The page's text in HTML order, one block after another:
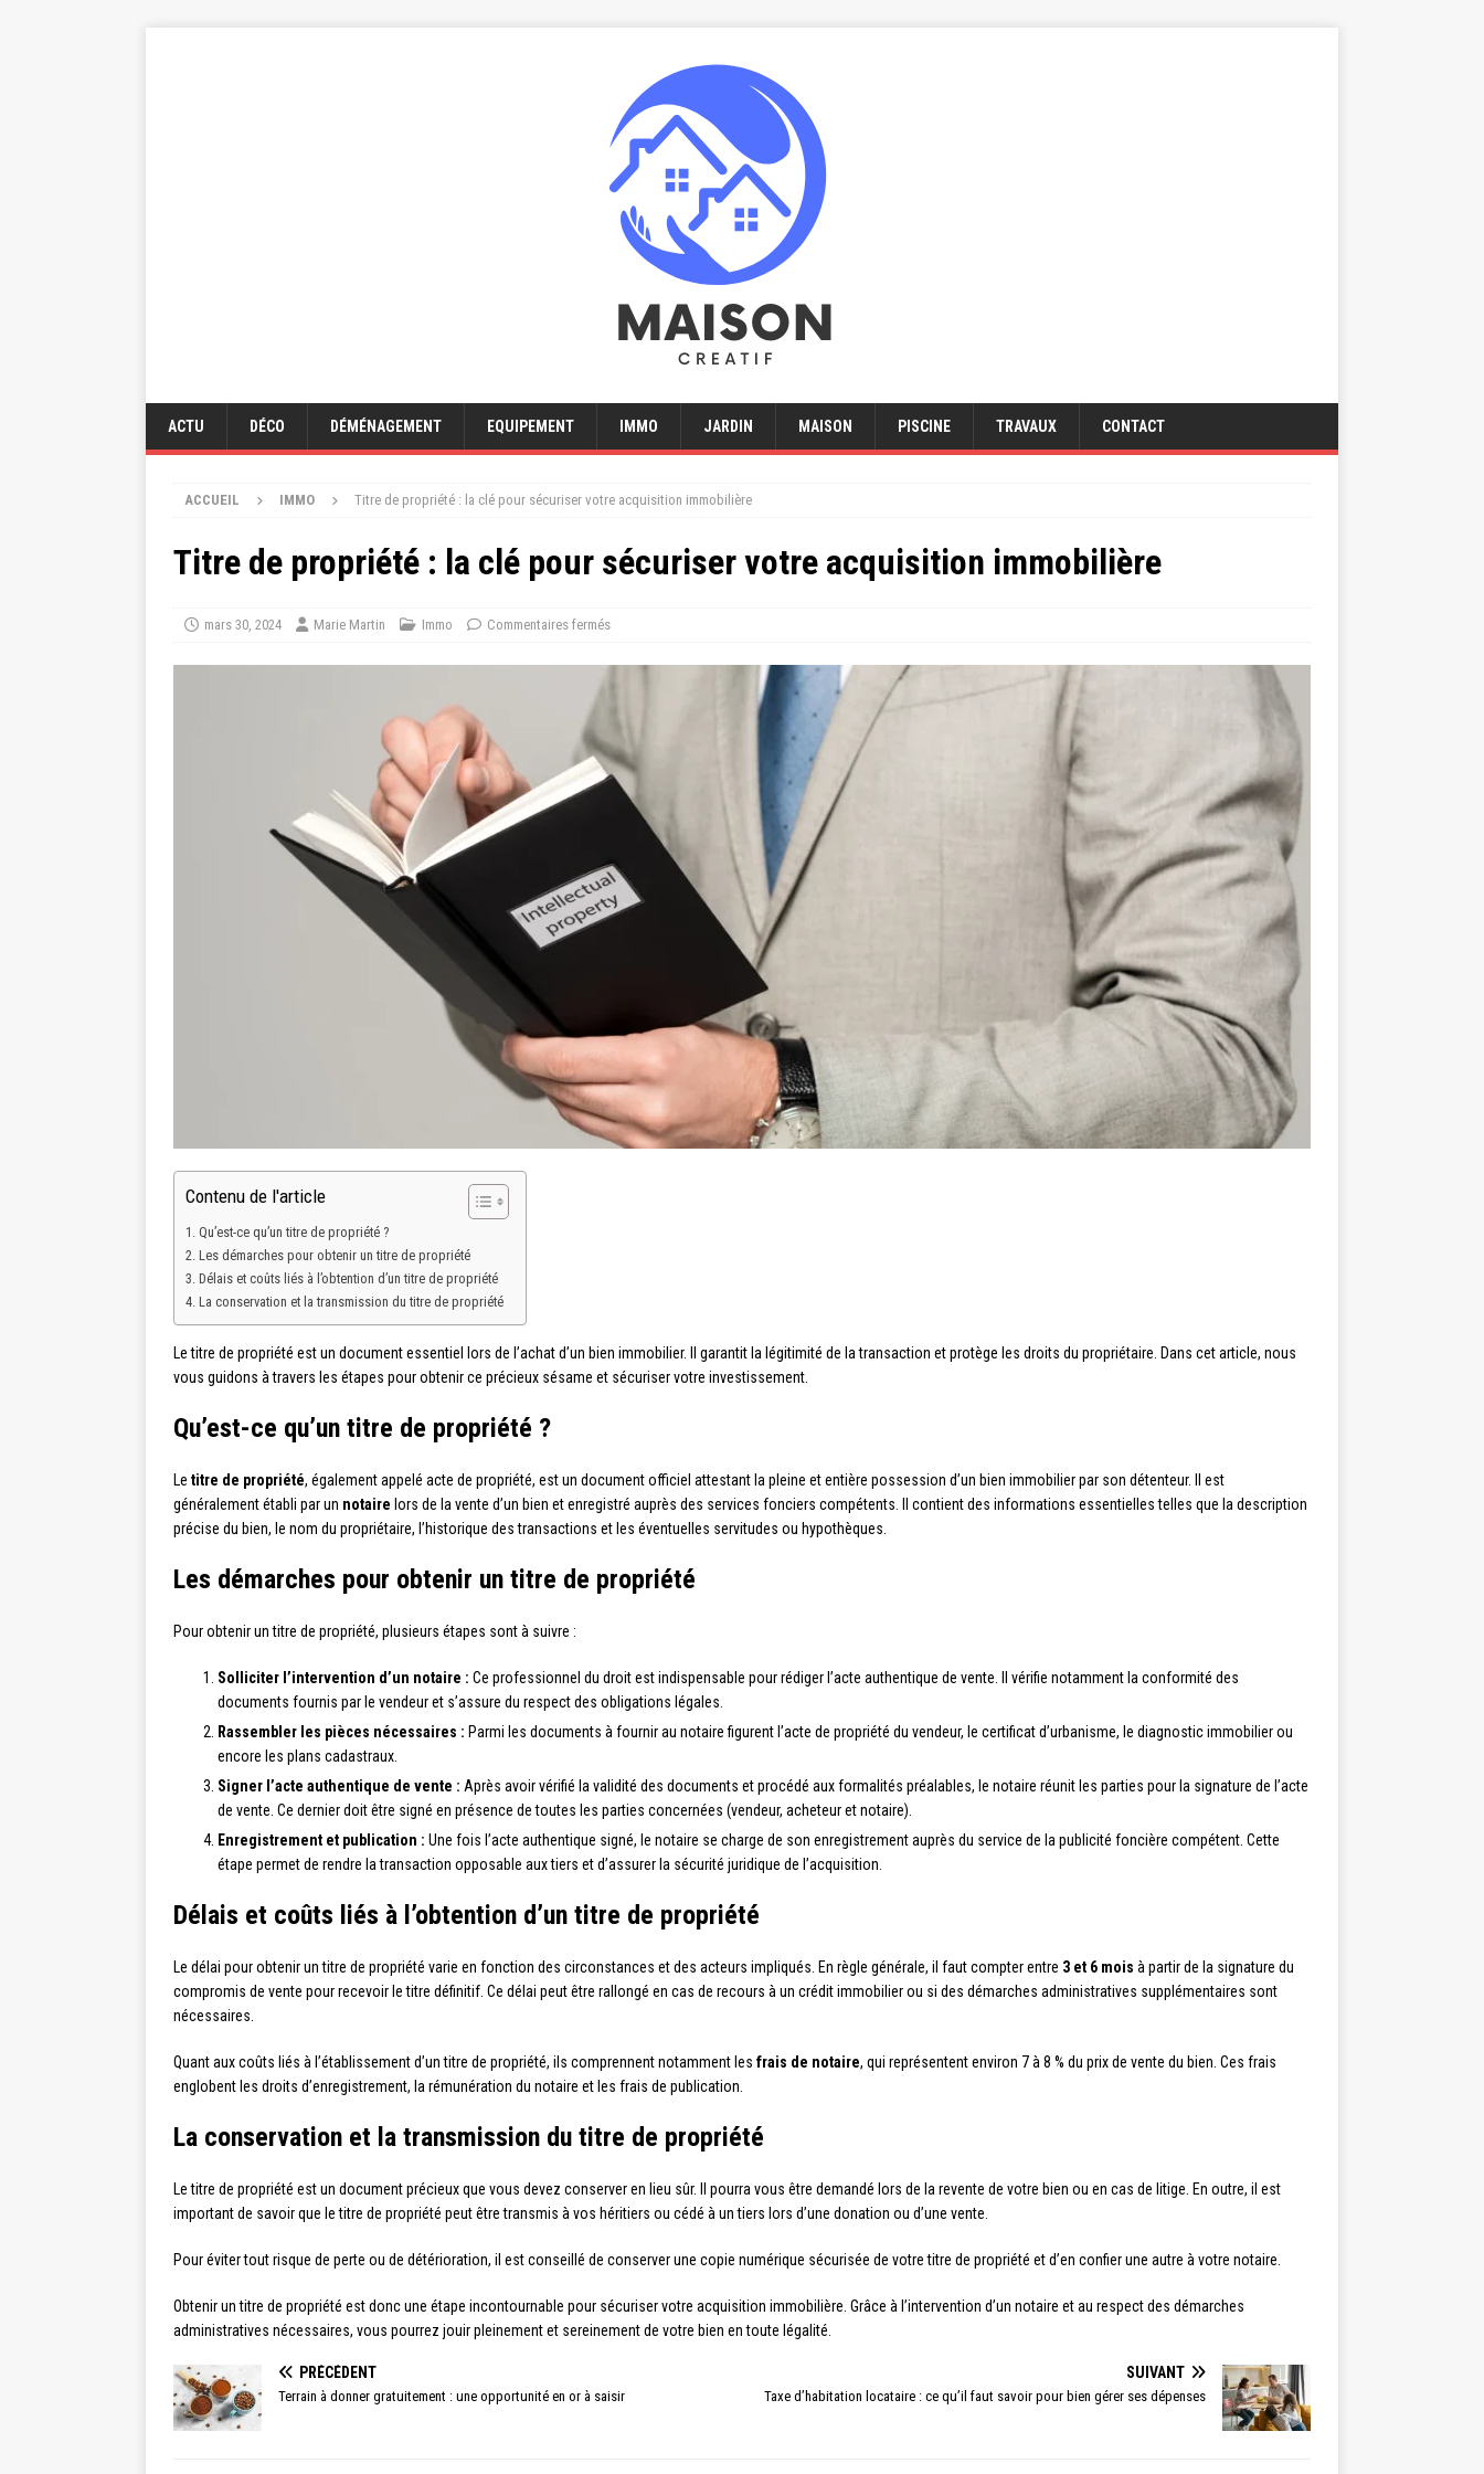
ACTU DÉCO DÉMÉNAGEMENT EQUIPEMENT IMMO JARDIN MAISON PISCINE TRAVAUX CONTACT
ACCUEIL IMMO Titre de propriété : la clé pour sécuriser votre acquisition immobilière
Titre de propriété : la clé pour sécuriser votre acquisition immobilière
mars 30, 2024 Marie Martin Immo Commentaires fermés
Contenu de l'article
Qu’est-ce qu’un titre de propriété ?
Les démarches pour obtenir un titre de propriété
Délais et coûts liés à l’obtention d’un titre de propriété
La conservation et la transmission du titre de propriété
Le titre de propriété est un document essentiel lors de l’achat d’un bien immobilier. Il garantit la légitimité de la transaction et protège les droits du propriétaire. Dans cet article, nous
vous guidons à travers les étapes pour obtenir ce précieux sésame et sécuriser votre investissement.
Qu’est-ce qu’un titre de propriété ?
Le titre de propriété, également appelé acte de propriété, est un document officiel attestant la pleine et entière possession d’un bien immobilier par son détenteur. Il est
généralement établi par un notaire lors de la vente d’un bien et enregistré auprès des services fonciers compétents. Il contient des informations essentielles telles que la description
précise du bien, le nom du propriétaire, l’historique des transactions et les éventuelles servitudes ou hypothèques.
Les démarches pour obtenir un titre de propriété
Pour obtenir un titre de propriété, plusieurs étapes sont à suivre :
Solliciter l’intervention d’un notaire : Ce professionnel du droit est indispensable pour rédiger l’acte authentique de vente. Il vérifie notamment la conformité des
documents fournis par le vendeur et s’assure du respect des obligations légales.
Rassembler les pièces nécessaires : Parmi les documents à fournir au notaire figurent l’acte de propriété du vendeur, le certificat d’urbanisme, le diagnostic immobilier ou
encore les plans cadastraux.
Signer l’acte authentique de vente : Après avoir vérifié la validité des documents et procédé aux formalités préalables, le notaire réunit les parties pour la signature de l’acte
de vente. Ce dernier doit être signé en présence de toutes les parties concernées (vendeur, acheteur et notaire).
Enregistrement et publication : Une fois l’acte authentique signé, le notaire se charge de son enregistrement auprès du service de la publicité foncière compétent. Cette
étape permet de rendre la transaction opposable aux tiers et d’assurer la sécurité juridique de l’acquisition.
Délais et coûts liés à l’obtention d’un titre de propriété
Le délai pour obtenir un titre de propriété varie en fonction des circonstances et des acteurs impliqués. En règle générale, il faut compter entre 3 et 6 mois à partir de la signature du
compromis de vente pour recevoir le titre définitif. Ce délai peut être rallongé en cas de recours à un crédit immobilier ou si des démarches administratives supplémentaires sont
nécessaires.
Quant aux coûts liés à l’établissement d’un titre de propriété, ils comprennent notamment les frais de notaire, qui représentent environ 7 à 8 % du prix de vente du bien. Ces frais
englobent les droits d’enregistrement, la rémunération du notaire et les frais de publication.
La conservation et la transmission du titre de propriété
Le titre de propriété est un document précieux que vous devez conserver en lieu sûr. Il pourra vous être demandé lors de la revente de votre bien ou en cas de litige. En outre, il est
important de savoir que le titre de propriété peut être transmis à vos héritiers ou cédé à un tiers lors d’une donation ou d’une vente.
Pour éviter tout risque de perte ou de détérioration, il est conseillé de conserver une copie numérique sécurisée de votre titre de propriété et d’en confier une autre à votre notaire.
Obtenir un titre de propriété est donc une étape incontournable pour sécuriser votre acquisition immobilière. Grâce à l’intervention d’un notaire et au respect des démarches
administratives nécessaires, vous pourrez jouir pleinement et sereinement de votre bien en toute légalité.
PRÉCÉDENT
Terrain à donner gratuitement : une opportunité en or à saisir
SUIVANT
Taxe d’habitation locataire : ce qu’il faut savoir pour bien gérer ses dépenses